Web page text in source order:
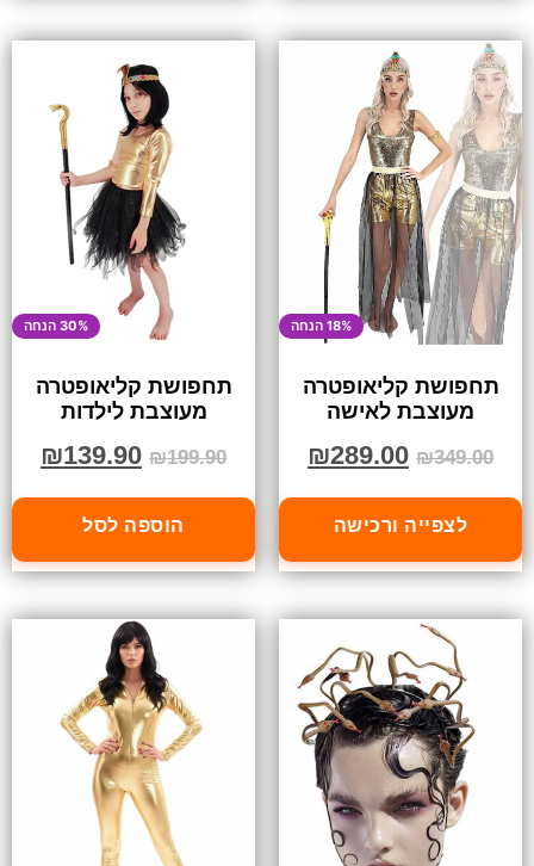
18% הנחה
תחפושת קליאופטרה
מעוצבת לאישה
₪349.00
₪289.00
לצפייה ורכישה
30% הנחה
תחפושת קליאופטרה
מעוצבת לילדות
₪199.90
₪139.90
הוספה לסל